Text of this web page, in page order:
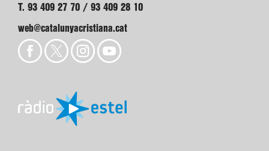
T. 93 409 27 70 / 93 409 28 10
web@catalunyacristiana.cat